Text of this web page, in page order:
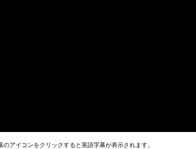
アイコンをクリックすると英語字幕が表示されます。